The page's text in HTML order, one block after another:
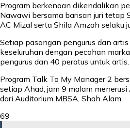
Program berkenaan dikendalikan
Nawawi bersama barisan juri tetap
AC Mizal serta Shila Amzah selaku
Setiap pasangan pengurus dan
keseluruhan dengan pecahan
pengurus dan 40 peratus untuk artis.
Program Talk To My Manager 2
setiap Ahad, jam 9 malam
dari Auditorium MBSA, Shah Alam.
69